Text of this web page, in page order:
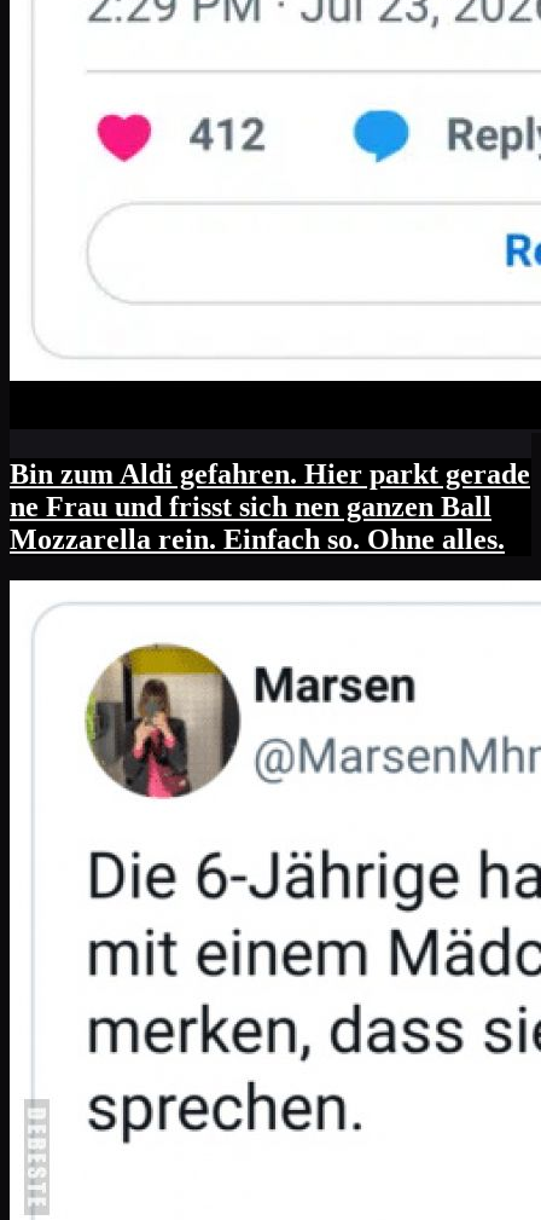
Bin zum Aldi gefahren. Hier parkt gerade
ne Frau und frisst sich nen ganzen Ball
Mozzarella rein. Einfach so. Ohne alles.